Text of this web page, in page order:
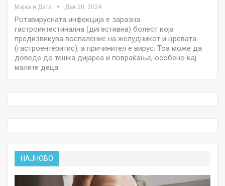
Мајка и Дете Дек 20, 2024
Ротавирусната инфекција е заразна
гастроинтестинална (дигестивна) болест која
предизвикува воспаление на желудникот и цревата
(гастроентеритис), а причинител е вирус. Тоа може да
доведе до тешка дијареа и повраќање, особено кај
малите деца.
НАЈНОВО